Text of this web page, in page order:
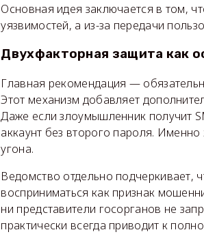
Основная идея заключается в том,
уязвимостей, а из-за передачи
Двухфакторная защита как
Главная рекомендация —
Этот механизм добавляет
Даже если злоумышленник получит
аккаунт без второго пароля.
угона.
Ведомство отдельно подчеркивает,
восприниматься как признак
ни представители госорганов не
практически всегда приводит к